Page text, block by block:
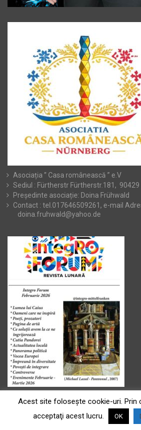
Asociația ” Casa românească ” e.V
Sediul : Fürtherstr Fürtherstr.181, 90429
Președinte asociație: Doina Frühwald
Contact : tel.017646509261, e-mail
doina.fruhwald@yahoo.de
Acest site foloseşte cookie-uri. Prin
acceptaţi acest lucru.
OK